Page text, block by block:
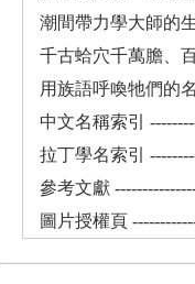
潮間帶力學大師的
千古蛤穴千萬膽、
用族語呼喚牠們的
中文名稱索引
拉丁學名索引
參考文獻
圖片授權頁